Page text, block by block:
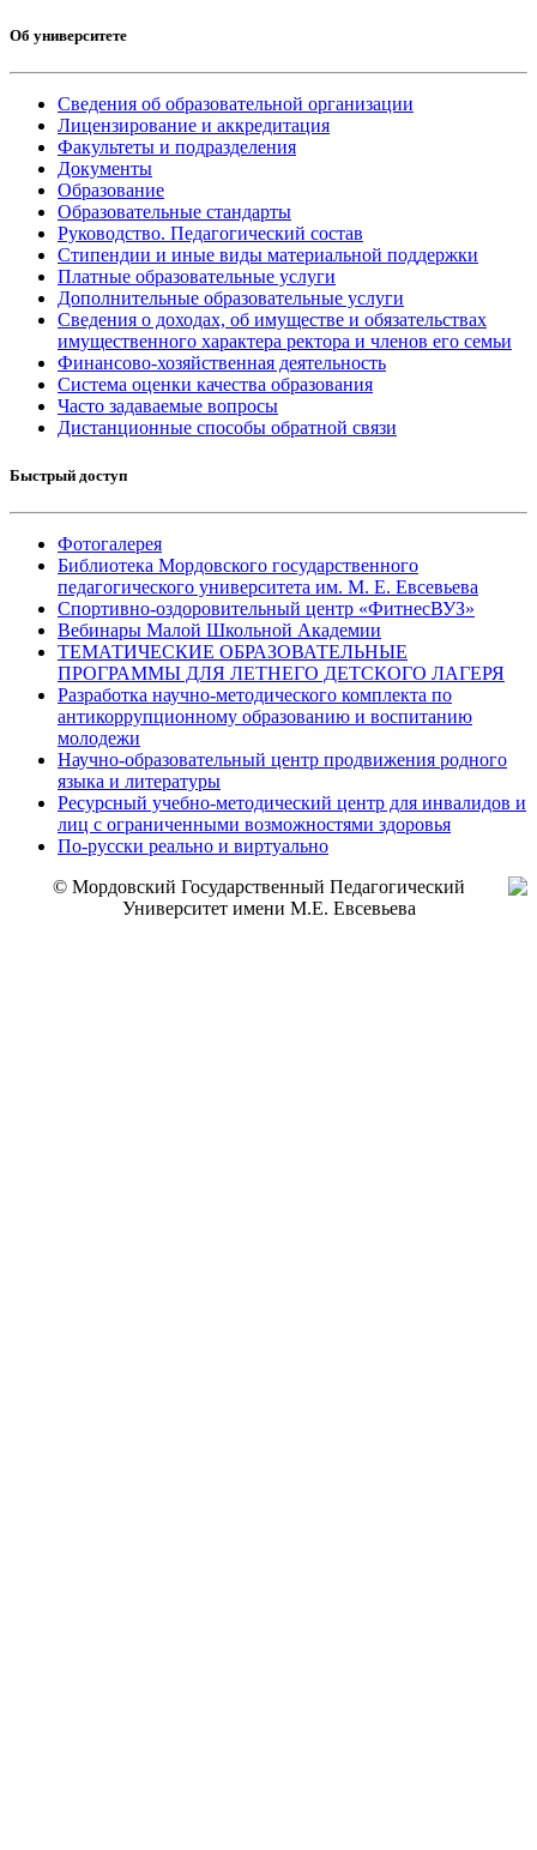
Об университете
Сведения об образовательной организации
Лицензирование и аккредитация
Факультеты и подразделения
Документы
Образование
Образовательные стандарты
Руководство. Педагогический состав
Стипендии и иные виды материальной поддержки
Платные образовательные услуги
Дополнительные образовательные услуги
Сведения о доходах, об имуществе и обязательствах
имущественного характера ректора и членов его семьи
Финансово-хозяйственная деятельность
Система оценки качества образования
Часто задаваемые вопросы
Дистанционные способы обратной связи
Быстрый доступ
Фотогалерея
Библиотека Мордовского государственного
педагогического университета им. М. Е. Евсевьева
Спортивно-оздоровительный центр «ФитнесВУЗ»
Вебинары Малой Школьной Академии
ТЕМАТИЧЕСКИЕ ОБРАЗОВАТЕЛЬНЫЕ
ПРОГРАММЫ ДЛЯ ЛЕТНЕГО ДЕТСКОГО ЛАГЕРЯ
Разработка научно-методического комплекта по
антикоррупционному образованию и воспитанию
молодежи
Научно-образовательный центр продвижения родного
языка и литературы
Ресурсный учебно-методический центр для инвалидов и
лиц с ограниченными возможностями здоровья
По-русски реально и виртуально
© Мордовский Государственный Педагогический
Университет имени М.Е. Евсевьева